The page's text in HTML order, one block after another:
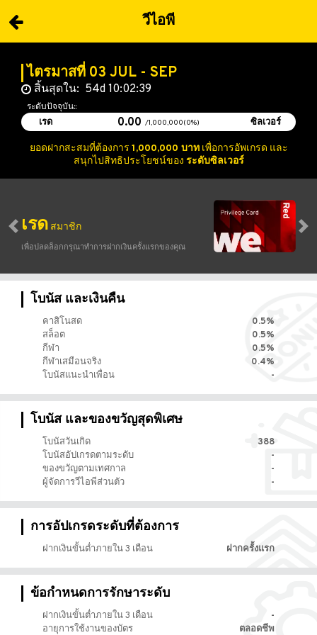
วีไอพี
ไตรมาสที่ 03 JUL - SEP
สิ้นสุดใน: 54d 10:02:39
ระดับปัจจุบัน::
เรด
0.00 /1,000,000(0%) ซิลเวอร์
ยอดฝากสะสมที่ต้องการ 1,000,000 บาทเพื่อการอัพเกรด และ
สนุกไปสิทธิประโยชน์ของ ระดับซิลเวอร์
เรด สมาชิก
เพื่อปลดล็อกกรุณาทำการฝากเงินครั้งแรกของคุณ
โบนัส และเงินคืน
คาสิโนสด
0.5%
สล็อต
0.5%
กีฬา
0.5%
กีฬาเสมือนจริง
0.4%
โบนัสแนะนำเพื่อน
-
โบนัส และของขวัญสุดพิเศษ
โบนัสวันเกิด
388
โบนัสอัปเกรดตามระดับ
-
ของขวัญตามเทศกาล
-
ผู้จัดการวีไอพีส่วนตัว
-
การอัปเกรดระดับที่ต้องการ
ฝากเงินขั้นต่ำภายใน 3 เดือน ฝากครั้งแรก
ข้อกำหนดการรักษาระดับ
ฝากเงินขั้นต่ำภายใน 3 เดือน
-
อายุการใช้งานของบัตร
ตลอดชีพ